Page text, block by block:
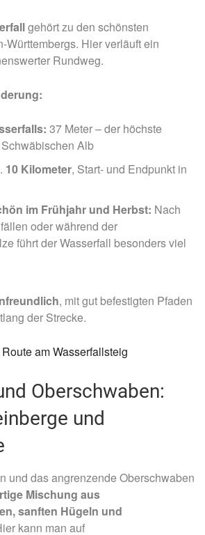
gehört zu den schönsten
Württembergs. Hier verläuft ein
Rundweg.
37 Meter – der höchste
Alb
10 Kilometer, Start- und Endpunkt in
im Frühjahr und Herbst: Nach
oder während der
führt der Wasserfall besonders viel
, mit gut befestigten Pfaden
der Strecke.
am Wasserfallsteig
Oberschwaben:
und
und das angrenzende Oberschwaben
Mischung aus
sanften Hügeln und
kann man auf